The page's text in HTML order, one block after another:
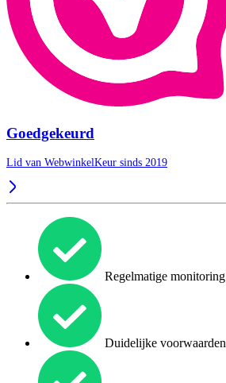
Goedgekeurd
Lid van WebwinkelKeur sinds 2019
Regelmatige monitoring
Duidelijke voorwaarden